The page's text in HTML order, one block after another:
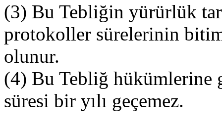
(3) Bu Tebliğin yürürlük
protokoller sürelerinin
olunur.
(4) Bu Tebliğ hükümlerine
süresi bir yılı geçemez.